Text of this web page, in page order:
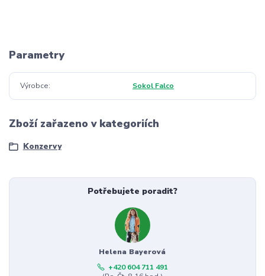
Parametry
Výrobce Sokol Falco
Zboží zařazeno v kategoriích
Konzervy
Potřebujete poradit?
Helena Bayerová
+420 604 711 491